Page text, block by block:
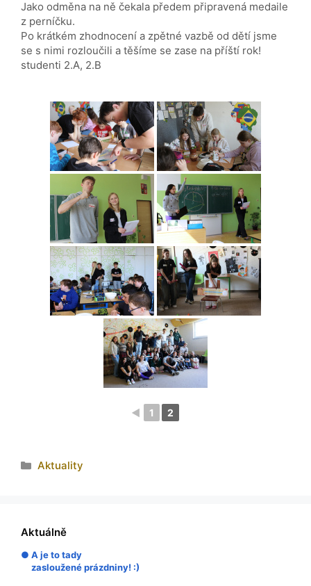
Jako odměna na ně čekala předem připravená medaile
z perníčku.
Po krátkém zhodnocení a zpětné vazbě od dětí jsme
se s nimi rozloučili a těšíme se zase na příští rok!
studenti 2.A, 2.B
◄ 1 2
Aktuality
Aktuálně
● A je to tady
zasloužené prázdniny! :)